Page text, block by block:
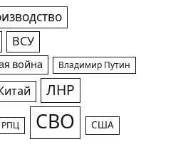
ВСУ
война Владимир Путин
Китай ЛНР
РПЦ СВО США